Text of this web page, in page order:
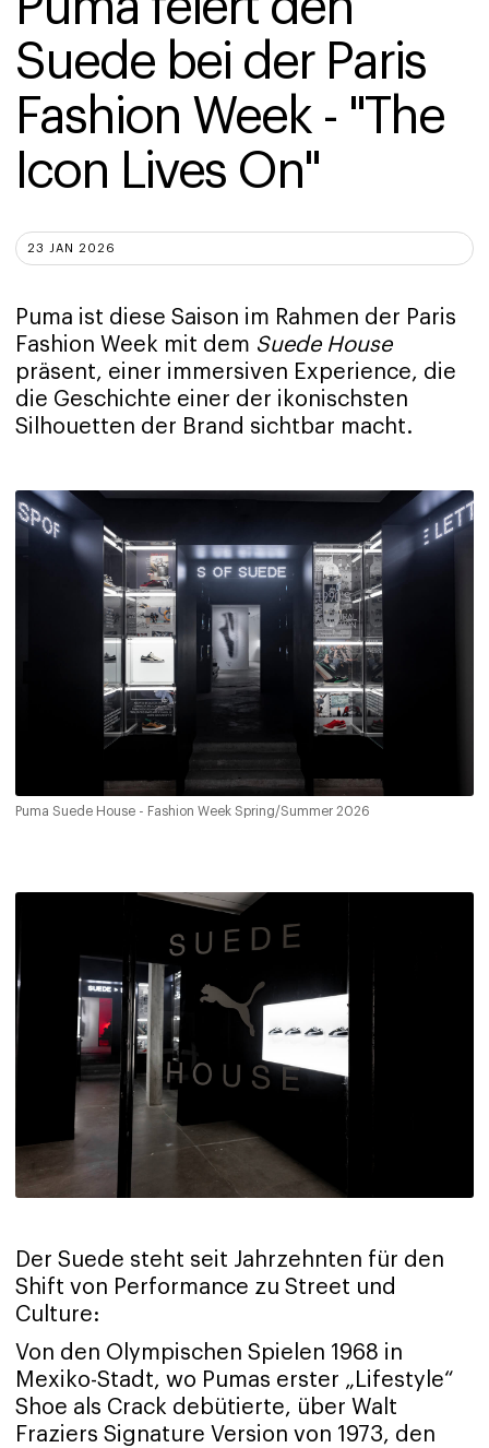
Suede bei der Paris
Fashion Week - "The
Icon Lives On"
23 JAN 2026
Puma ist diese Saison im Rahmen der Paris
Fashion Week mit dem Suede House
präsent, einer immersiven Experience, die
die Geschichte einer der ikonischsten
Silhouetten der Brand sichtbar macht.
Puma Suede House - Fashion Week Spring/Summer 2026
Der Suede steht seit Jahrzehnten für den
Shift von Performance zu Street und
Culture:
Von den Olympischen Spielen 1968 in
Mexiko-Stadt, wo Pumas erster „Lifestyle“
Shoe als Crack debütierte, über Walt
Fraziers Signature Version von 1973, den